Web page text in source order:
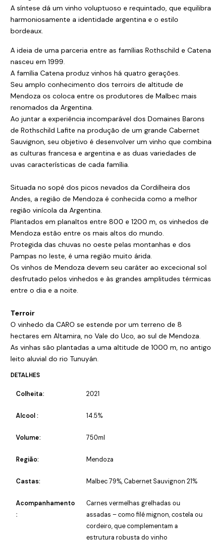
A síntese dá um vinho voluptuoso e requintado, que equilibra
harmoniosamente a identidade argentina e o estilo
bordeaux.
A ideia de uma parceria entre as famílias Rothschild e Catena
nasceu em 1999.
A família Catena produz vinhos há quatro gerações.
Seu amplo conhecimento dos terroirs de altitude de
Mendoza os coloca entre os produtores de Malbec mais
renomados da Argentina.
Ao juntar a experiência incomparável dos Domaines Barons
de Rothschild Lafite na produção de um grande Cabernet
Sauvignon, seu objetivo é desenvolver um vinho que combina
as culturas francesa e argentina e as duas variedades de
uvas características de cada família.
Situada no sopé dos picos nevados da Cordilheira dos
Andes, a região de Mendoza é conhecida como a melhor
região vinícola da Argentina.
Plantados em planaltos entre 800 e 1200 m, os vinhedos de
Mendoza estão entre os mais altos do mundo.
Protegida das chuvas no oeste pelas montanhas e dos
Pampas no leste, é uma região muito árida.
Os vinhos de Mendoza devem seu caráter ao excecional sol
desfrutado pelos vinhedos e às grandes amplitudes térmicas
entre o dia e a noite.
Terroir
O vinhedo da CARO se estende por um terreno de 8
hectares em Altamira, no Vale do Uco, ao sul de Mendoza.
As vinhas são plantadas a uma altitude de 1000 m, no antigo
leito aluvial do rio Tunuyán.
DETALHES
Colheita: 2021
Alcool : 14.5%
Volume: 750ml
Região: Mendoza
Castas: Malbec 79%, Cabernet Sauvignon 21%
Acompanhamento
:
Carnes vermelhas grelhadas ou
assadas – como filé mignon, costela ou
cordeiro, que complementam a
estrutura robusta do vinho